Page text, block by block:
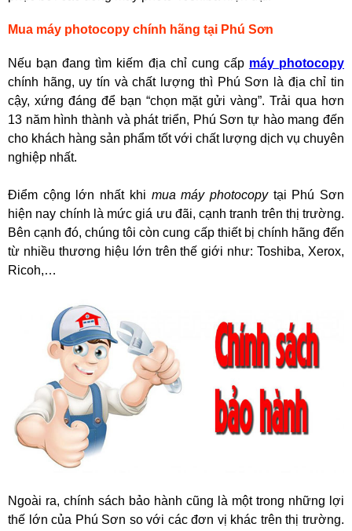
Mua máy photocopy chính hãng tại Phú Sơn
Nếu bạn đang tìm kiếm địa chỉ cung cấp máy photocopy
chính hãng, uy tín và chất lượng thì Phú Sơn là địa chỉ tin
cậy, xứng đáng để bạn “chọn mặt gửi vàng”. Trải qua hơn
13 năm hình thành và phát triển, Phú Sơn tự hào mang đến
cho khách hàng sản phẩm tốt với chất lượng dịch vụ chuyên
nghiệp nhất.
Điểm cộng lớn nhất khi mua máy photocopytại Phú Sơn
hiện nay chính là mức giá ưu đãi, cạnh tranh trên thị trường.
Bên cạnh đó, chúng tôi còn cung cấp thiết bị chính hãng đến
từ nhiều thương hiệu lớn trên thế giới như: Toshiba, Xerox,
Ricoh,…
Ngoài ra, chính sách bảo hành cũng là một trong những lợi
thế lớn của Phú Sơn so với các đơn vị khác trên thị trường.